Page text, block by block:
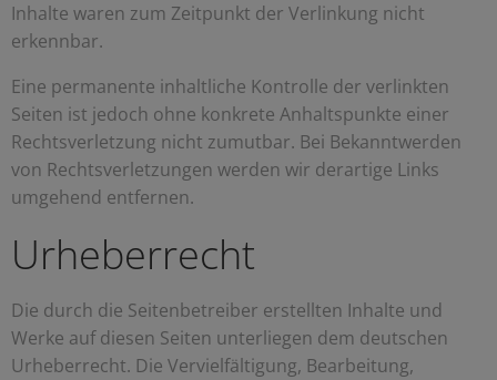
Inhalte waren zum Zeitpunkt der Verlinkung nicht
erkennbar.
Eine permanente inhaltliche Kontrolle der verlinkten
Seiten ist jedoch ohne konkrete Anhaltspunkte einer
Rechtsverletzung nicht zumutbar. Bei Bekanntwerden
von Rechtsverletzungen werden wir derartige Links
umgehend entfernen.
Urheberrecht
Die durch die Seitenbetreiber erstellten Inhalte und
Werke auf diesen Seiten unterliegen dem deutschen
Urheberrecht. Die Vervielfältigung, Bearbeitung,